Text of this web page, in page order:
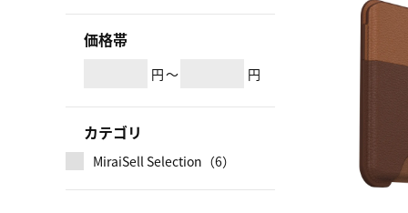
価格帯
円～ 円
カテゴリ
MiraiSell Selection（6）